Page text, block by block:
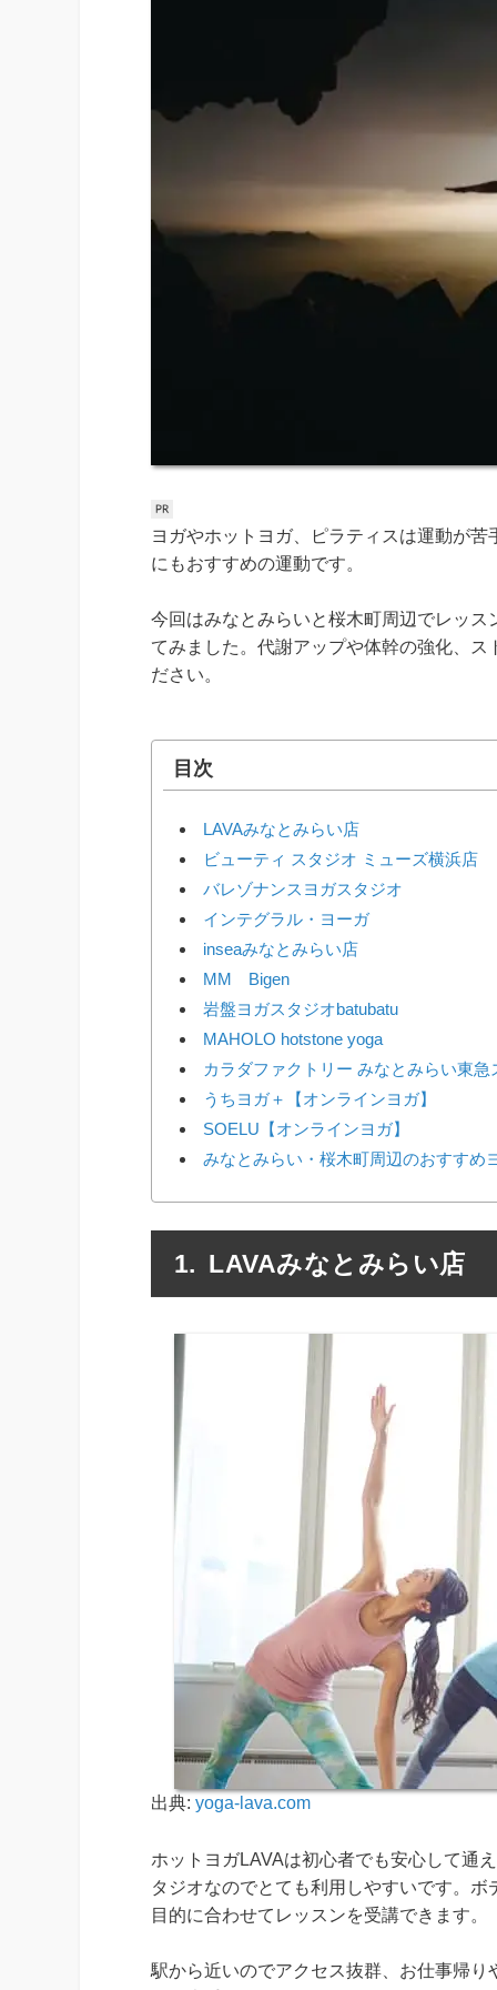
ヨガやホットヨガ、ピラティスは運動が
にもおすすめの運動です。
今回はみなとみらいと桜木町周辺でレッ
てみました。代謝アップや体幹の強化、
ださい。
目次
LAVAみなとみらい店
ビューティ スタジオ ミューズ横浜店
バレゾナンスヨガスタジオ
インテグラル・ヨーガ
inseaみなとみらい店
MM Bigen
岩盤ヨガスタジオbatubatu
MAHOLO hotstone yoga
カラダファクトリー みなとみらい東急
うちヨガ＋【オンラインヨガ】
SOELU【オンラインヨガ】
みなとみらい・桜木町周辺のおすすめ
LAVAみなとみらい店
出典: yoga-lava.com
ホットヨガLAVAは初心者でも安心して通
タジオなのでとても利用しやすいです。
目的に合わせてレッスンを受講できます。
駅から近いのでアクセス抜群、お仕事帰